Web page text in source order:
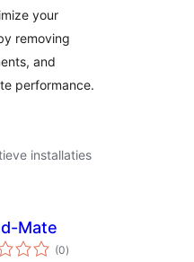
your
removing
and
performance.
installaties
Mate
(0totaal
waarderingen
)